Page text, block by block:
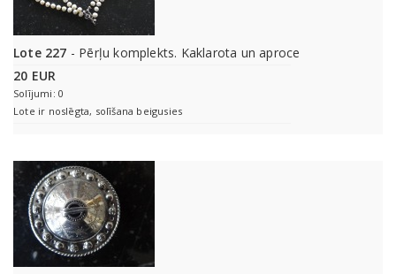
Lote 227 - Pērļu komplekts. Kaklarota un aproce
20 EUR
Solījumi: 0
Lote ir noslēgta, solīšana beigusies